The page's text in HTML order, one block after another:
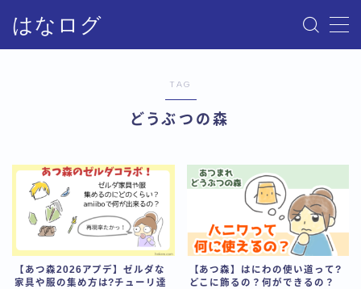
はなログ
プライバシーポリシー・免責事項
TAG
どうぶつの森
【あつ森2026アプデ】ゼルダな
家具や服の集め方は?チューリ達
【あつ森】はにわの使い道って?
どこに飾るの？何ができるの？